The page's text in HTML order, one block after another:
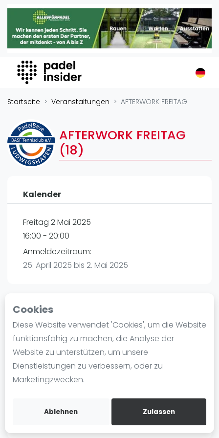
Cookies
Diese Website verwendet 'Cookies', um die Website
funktionsfähig zu machen, die Analyse der
Website zu unterstützen, um unsere
Dienstleistungen zu verbessern, oder zu
Marketingzwecken.
Ablehnen Zulassen
Padel Insider
Home
Organisationen
Buchungssysteme
Padel-Shops
Padelplatzbauer
Verschiedenes
Veranstaltungen
International
Ranking
Männer
Frauen
Blog
Die Geschichte von Padel
Regeln und Punktzählung
Padel Schläge
Video
Startseite Veranstaltungen AFTERWORK FREITAG
AFTERWORK FREITAG
(18)
Kalender
Freitag 2 Mai 2025
16:00 - 20:00
Anmeldezeitraum:
25. April 2025 bis 2. Mai 2025
Playtomic
PadelBase Ludwigshafen | Ludwigshafen am
Rhein
Weiherstraße 39
67063Ludwigshafen am Rhein
playtomic.io